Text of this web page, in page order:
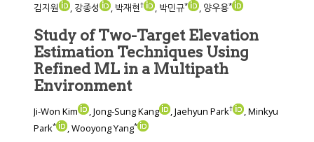
김지원 , 강종성 , 박재현† , 박민규* , 양우용*
Study of Two-Target Elevation
Estimation Techniques Using
Refined ML in a Multipath
Environment
Ji-Won Kim , Jong-Sung Kang , Jaehyun Park†
, Minkyu
Park* , Wooyong Yang*